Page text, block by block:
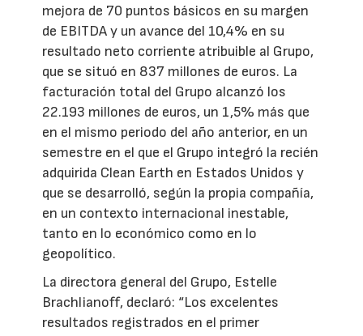
mejora de 70 puntos básicos en su margen
de EBITDA y un avance del 10,4% en su
resultado neto corriente atribuible al Grupo,
que se situó en 837 millones de euros. La
facturación total del Grupo alcanzó los
22.193 millones de euros, un 1,5% más que
en el mismo periodo del año anterior, en un
semestre en el que el Grupo integró la recién
adquirida Clean Earth en Estados Unidos y
que se desarrolló, según la propia compañía,
en un contexto internacional inestable,
tanto en lo económico como en lo
geopolítico.
La directora general del Grupo, Estelle
Brachlianoff, declaró: “Los excelentes
resultados registrados en el primer